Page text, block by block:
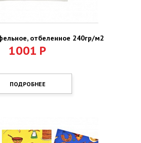
отбеленное 240гр/м2
1001 Р
ПОДРОБНЕЕ